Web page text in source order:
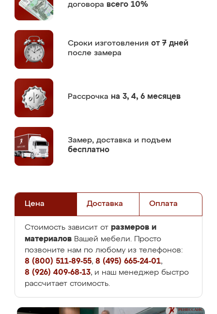
договора всего 10%
Сроки изготовления от 7 дней
после замера
Рассрочка на 3, 4, 6 месяцев
Замер, доставка и подъем
бесплатно
Цена Доставка Оплата
Стоимость зависит от размеров и
материалов Вашей мебели. Просто
позвоните нам по любому из телефонов:
8 (800) 511-89-55, 8 (495) 665-24-01,
8 (926) 409-68-13, и наш менеджер быстро
рассчитает стоимость.